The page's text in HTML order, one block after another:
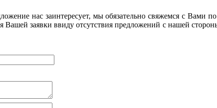
нас заинтересует, мы обязательно свяжемся с Вами
Вашей заявки ввиду отсутствия предложений с нашей